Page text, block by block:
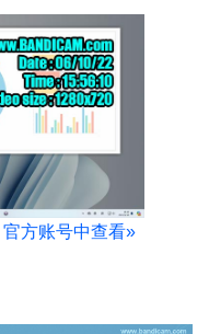
方账号中查看»